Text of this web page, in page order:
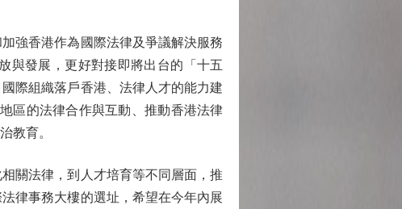
強香港作為國際法律及爭議解決服務
與發展，更好對接即將出台的「十五
際組織落戶香港、法律人才的能力建
區的法律合作與互動、推動香港法律
教育。
關法律，到人才培育等不同層面，推
律事務大樓的選址，希望在今年內展